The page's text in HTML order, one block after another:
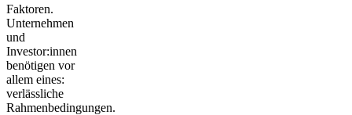
Faktoren.
Unternehmen
und
Investor:innen
benötigen vor
allem eines:
verlässliche
Rahmenbedingungen.